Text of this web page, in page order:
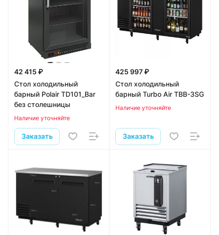
42 415 ₽
Стол холодильный
барный Polair TD101_Bar
без столешницы
Наличие уточняйте
Заказать
425 997 ₽
Стол холодильный
барный Turbo Air TBB-3SG
Наличие уточняйте
Заказать